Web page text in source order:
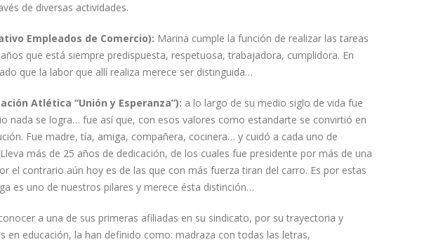
de diversas actividades.
Empleados de Comercio): Marina cumple la función de realizar las tareas
que está siempre predispuesta, respetuosa, trabajadora, cumplidora. En
que la labor que allí realiza merece ser distinguida…
Atlética “Unión y Esperanza”): a lo largo de su medio siglo de vida fue
nada se logra… fue así que, con esos valores como estandarte se convirtió en
Fue madre, tía, amiga, compañera, cocinera… y cuidó a cada uno de
más de 25 años de dedicación, de los cuales fue presidente por más de una
el contrario aún hoy es de las que con más fuerza tiran del carro. Es por estas
es uno de nuestros pilares y merece ésta distinción…
a una de sus primeras afiliadas en su sindicato, por su trayectoria y
en educación, la han definido como: madraza con todas las letras,